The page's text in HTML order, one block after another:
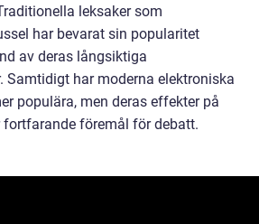
leksaker som
har bevarat sin popularitet
av deras långsiktiga
Samtidigt har moderna elektroniska
populära, men deras effekter på
fortfarande föremål för debatt.